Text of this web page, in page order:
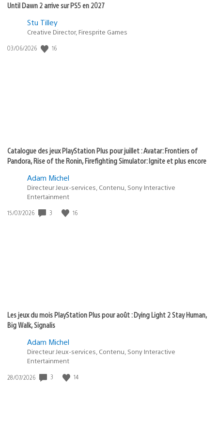
Until Dawn 2 arrive sur PS5 en 2027
Postée
:
Stu Tilley
Creative Director, Firesprite Games
Date
03/06/2026 16
Catalogue des jeux PlayStation Plus pour juillet : Avatar: Frontiers of
Pandora, Rise of the Ronin, Firefighting Simulator: Ignite et plus encore
Adam Michel
Directeur Jeux-services, Contenu, Sony Interactive
Entertainment
Date
15/07/2026 3 16
Les jeux du mois PlayStation Plus pour août : Dying Light 2 Stay Human,
Big Walk, Signalis
Adam Michel
Directeur Jeux-services, Contenu, Sony Interactive
Entertainment
Date
28/07/2026 3 14